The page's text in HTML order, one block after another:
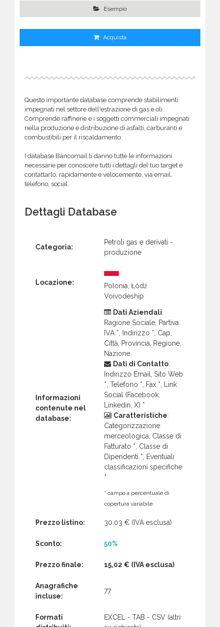
Esempio
Acquista
Questo importante database comprende stabilimenti
impegnati nel settore dell'estrazione di gas e oli.
Comprende raffinerie e i soggetti commerciali impegnati
nella produzione e distribuzione di asfalti, carburanti e
combustibili per il riscaldamento.
I database Bancomail ti danno tutte le informazioni
necessarie per conoscere tutti i dettagli del tuo target e
contattarlo, rapidamente e velocemente, via email,
telefono, social.
Dettagli Database
Categoria:
Petroli gas e derivati -
produzione
Locazione:
Polonia, Łódź
Voivodeship
Informazioni
contenute nel
database:
Dati Aziendali:
Ragione Sociale, Partiva
IVA *, Indirizzo *, Cap,
Città, Provincia, Regione,
Nazione.
Dati di Contatto:
Indirizzo Email, Sito Web
*, Telefono *, Fax *, Link
Social (Facebook,
Linkedin, X) *
Caratteristiche:
Categorizzazione
merceologica, Classe di
Fatturato *, Classe di
Dipendenti *, Eventuali
classificazioni specifiche
*
* campo a percentuale di
copertura variabile.
Prezzo listino: 30,03 € (IVA esclusa)
Sconto: 50%
Prezzo finale: 15,02 € (IVA esclusa)
Anagrafiche
incluse:
77
Formati
EXCEL - TAB - CSV (altri